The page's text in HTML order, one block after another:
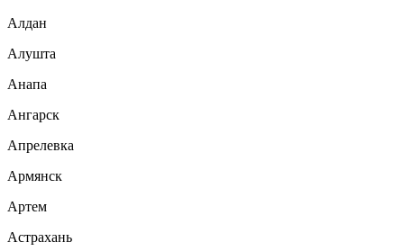
Алдан
Алушта
Анапа
Ангарск
Апрелевка
Армянск
Артем
Астрахань